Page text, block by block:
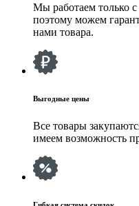
Мы работаем только
поэтому можем
нами товара.
Выгодные цены
Все товары
имеем возможность